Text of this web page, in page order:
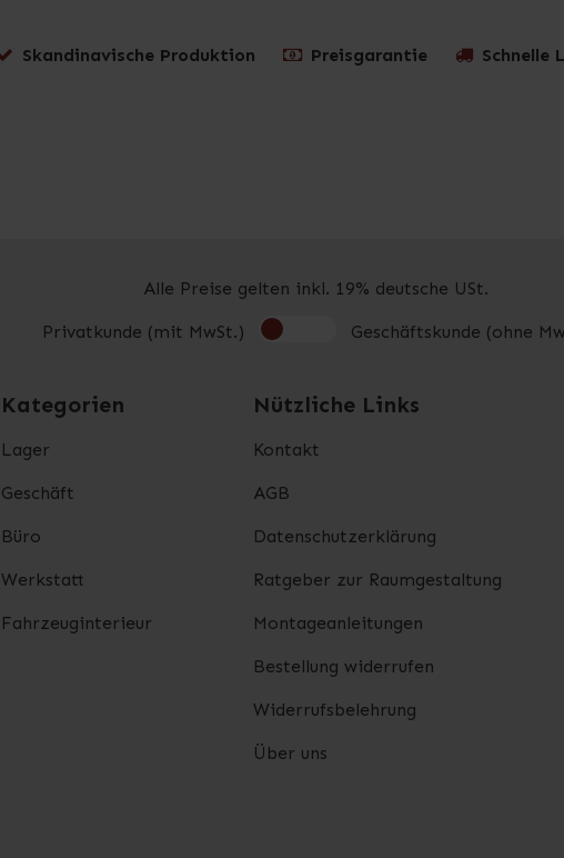
Skandinavische Produktion Preisgarantie Schnelle
Alle Preise gelten inkl. 19% deutsche USt.
Privatkunde (mit MwSt.) Geschäftskunde (ohne
Kategorien
Lager
Geschäft
Büro
Werkstatt
Fahrzeuginterieur
Nützliche Links
Kontakt
AGB
Datenschutzerklärung
Ratgeber zur Raumgestaltung
Montageanleitungen
Bestellung widerrufen
Widerrufsbelehrung
Über uns